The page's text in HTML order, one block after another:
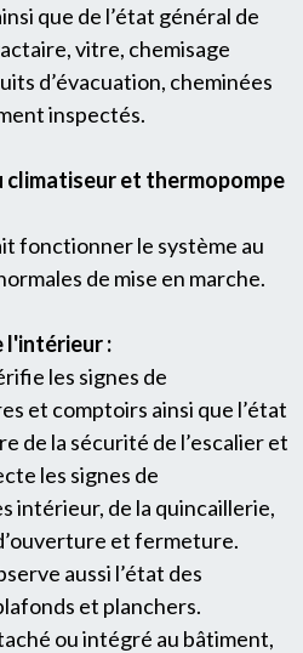
que de l’état général de
vitre, chemisage
d’évacuation, cheminées
inspectés.
et thermopompe
fonctionner le système au
de mise en marche.
l'intérieur :
les signes de
et comptoirs ainsi que l’état
de la sécurité de l’escalier et
les signes de
intérieur, de la quincaillerie,
et fermeture.
aussi l’état des
et planchers.
ou intégré au bâtiment,